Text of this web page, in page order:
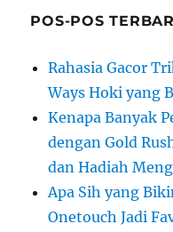
POS-POS
Rahasia Gacor
Ways Hoki yang
Kenapa Banyak
dengan Gold
dan Hadiah
Apa Sih yang
Onetouch Jadi